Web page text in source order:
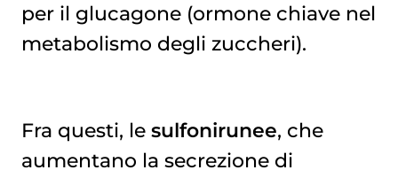
per il glucagone (ormone chiave nel
metabolismo degli zuccheri).
Fra questi, le sulfonirunee, che
aumentano la secrezione di